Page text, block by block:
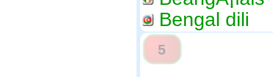
Bengal dili
5